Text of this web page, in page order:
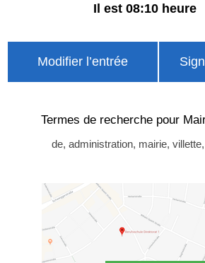
Il est 08:10 heure
Modifier l’entrée
Termes de recherche pour
de, administration, mairie,